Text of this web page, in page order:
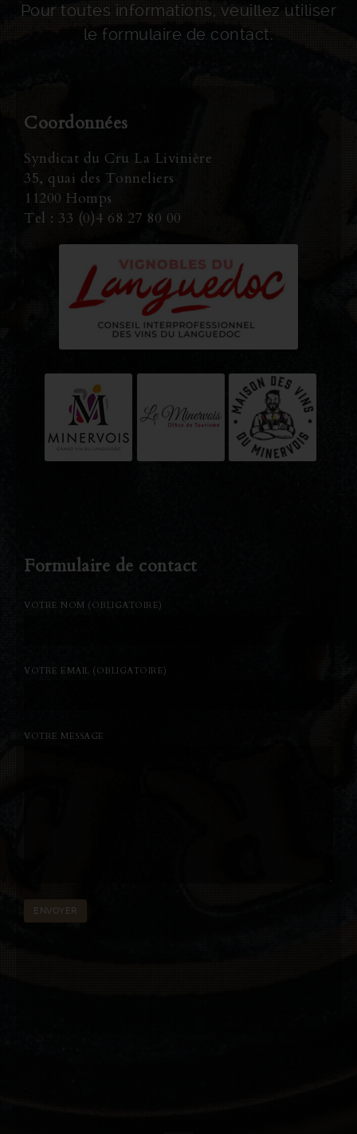
Pour toutes informations, veuillez utiliser
le formulaire de contact.
Coordonnées
Syndicat du Cru La Livinière
35, quai des Tonneliers
11200 Homps
Tel : 33 (0)4 68 27 80 00
Formulaire de contact
VOTRE NOM (OBLIGATOIRE)
VOTRE EMAIL (OBLIGATOIRE)
VOTRE MESSAGE